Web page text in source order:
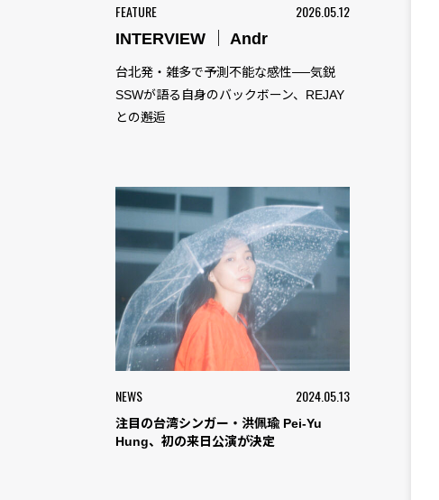
FEATURE 2026.05.12
INTERVIEW ｜ Andr
台北発・雑多で予測不能な感性──気鋭
SSWが語る自身のバックボーン、REJAY
との邂逅
NEWS 2024.05.13
注目の台湾シンガー・洪佩瑜 Pei-Yu
Hung、初の来日公演が決定